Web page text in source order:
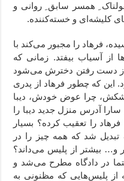
همسر سابق ِ روانی و
کلیشه‌ای و خسته‌کننده‌.
فرهاد را مجبور می‌کند با
از آسیاب بیفتد. زمانی که
از دست رفتن دخترش می‌شود
این که چطور فرهاد از پدری
چرا عوض خودش، دیبا
آدرس منزل جدید دیبا را
را تعقیب کرده؟ بسیار
شد که همه چیز را در
و… بیشتر از پلیس‌ می‌داند؟
در دادگاه مطرح می‌شد و
از پلیس‌هایی که مظنونی به